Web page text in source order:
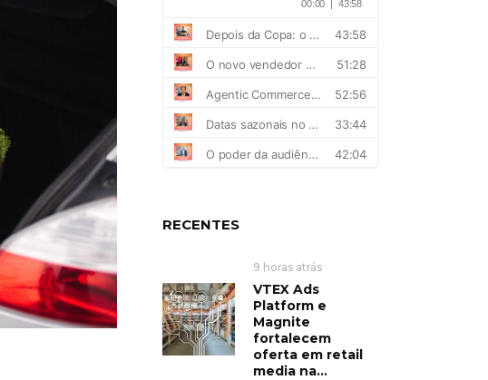
RECENTES
9 horas atrás
VTEX Ads
Platform e
Magnite
fortalecem
oferta em retail
media na...